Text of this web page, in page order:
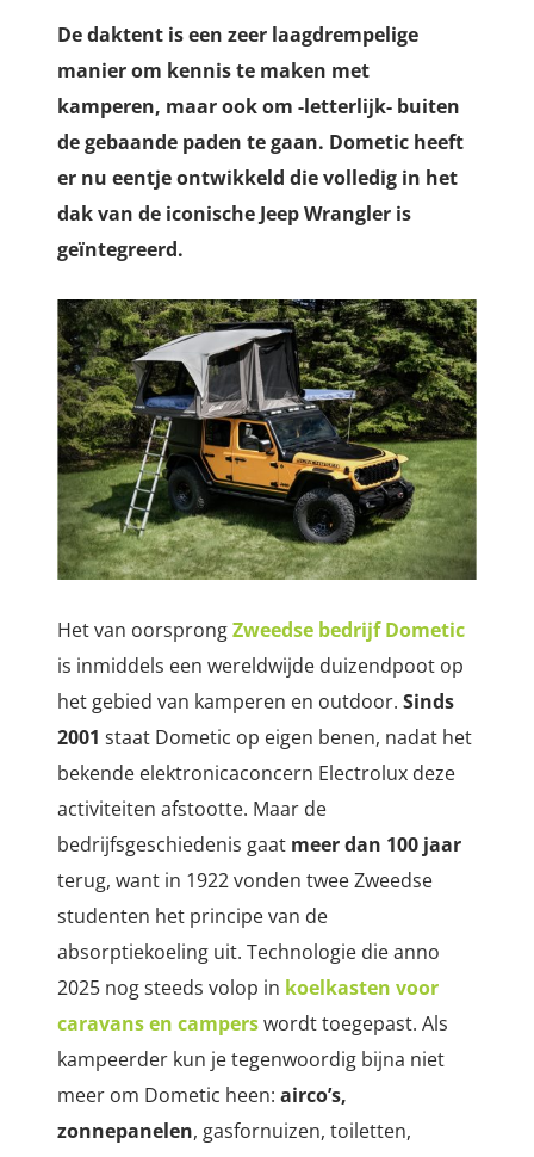
De daktent is een zeer laagdrempelige
manier om kennis te maken met
kamperen, maar ook om -letterlijk- buiten
de gebaande paden te gaan. Dometic heeft
er nu eentje ontwikkeld die volledig in het
dak van de iconische Jeep Wrangler is
geïntegreerd.
Het van oorsprongZweedse bedrijf Dometic
is inmiddels een wereldwijde duizendpoot op
het gebied van kamperen en outdoor. Sinds
2001 staat Dometic op eigen benen, nadat het
bekende elektronicaconcern Electrolux deze
activiteiten afstootte. Maar de
bedrijfsgeschiedenis gaat meer dan 100 jaar
terug, want in 1922 vonden tweeZweedse
studenten het principe van de
absorptiekoeling uit. Technologie die anno
2025 nog steeds volop in koelkasten voor
caravans en camperswordt toegepast. Als
kampeerder kun je tegenwoordig bijna niet
meer om Dometic heen: airco’s,
zonnepanelen, gasfornuizen, toiletten,